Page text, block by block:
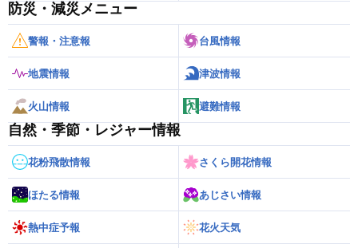
防災・減災メニュー
警報・注意報 台風情報
地震情報 津波情報
火山情報 避難情報
自然・季節・レジャー情報
花粉飛散情報 さくら開花情報
ほたる情報 あじさい情報
熱中症予報 花火天気